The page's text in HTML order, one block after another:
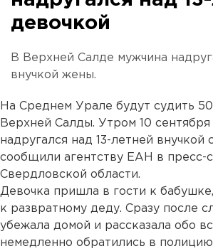
девочкой
В Верхней Салде мужчина
внучкой жены.
На Среднем Урале будут судить
Верхней Салды. Утром 10 сентября
надругался над 13-летней внучкой
сообщили агентству ЕАН в
Свердловской области.
Девочка пришла в гости к
к развратному деду. Сразу после
убежала домой и рассказала обо
немедленно обратились в